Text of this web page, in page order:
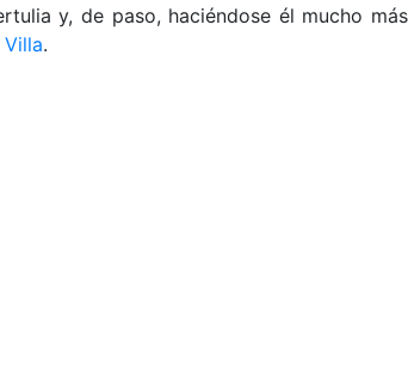
y, de paso, haciéndose él mucho más
Villa.